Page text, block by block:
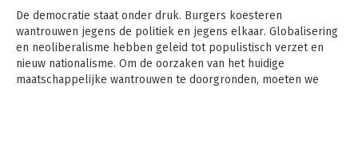
De democratie staat onder druk. Burgers koesteren
wantrouwen jegens de politiek en jegens elkaar. Globalisering
en neoliberalisme hebben geleid tot populistisch verzet en
nieuw nationalisme. Om de oorzaken van het huidige
maatschappelijke wantrouwen te doorgronden, moeten we